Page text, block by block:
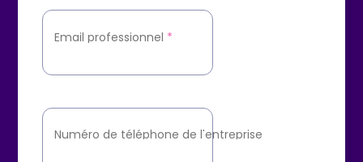
Email professionnel *
Numéro de téléphone de l'entreprise